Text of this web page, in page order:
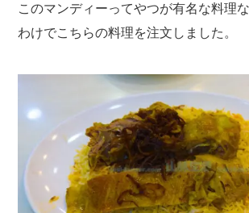
このマンディーってやつが有名な料理
わけでこちらの料理を注文しました。